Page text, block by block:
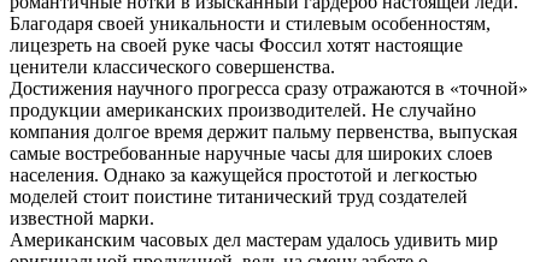
Благодаря своей уникальности и стилевым особенностям,
лицезреть на своей руке часы Фоссил хотят настоящие
ценители классического совершенства.
Достижения научного прогресса сразу отражаются в «точной»
продукции американских производителей. Не случайно
компания долгое время держит пальму первенства, выпуская
самые востребованные наручные часы для широких слоев
населения. Однако за кажущейся простотой и легкостью
моделей стоит поистине титанический труд создателей
известной марки.
Американским часовых дел мастерам удалось удивить мир